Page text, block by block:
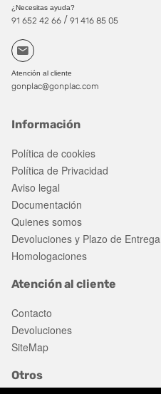
¿Necesitas ayuda?
91 652 42 66 / 91 416 85 05
Atención al cliente
gonplac@gonplac.com
Información
Política de cookies
Política de Privacidad
Aviso legal
Documentación
Quienes somos
Devoluciones y Plazo de Entrega
Homologaciones
Atención al cliente
Contacto
Devoluciones
SiteMap
Otros